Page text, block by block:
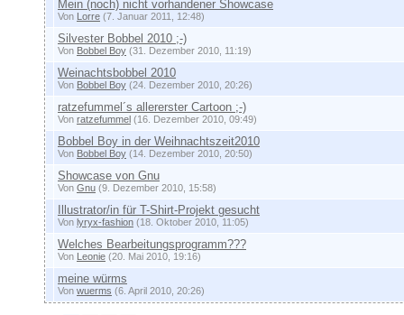
Mein (noch) nicht vorhandener Showcase
Von Lorre (7. Januar 2011, 12:48)
Silvester Bobbel 2010 ;-)
Von Bobbel Boy (31. Dezember 2010, 11:19)
Weinachtsbobbel 2010
Von Bobbel Boy (24. Dezember 2010, 20:26)
ratzefummel´s allererster Cartoon ;-)
Von ratzefummel (16. Dezember 2010, 09:49)
Bobbel Boy in der Weihnachtszeit2010
Von Bobbel Boy (14. Dezember 2010, 20:50)
Showcase von Gnu
Von Gnu (9. Dezember 2010, 15:58)
Illustrator/in für T-Shirt-Projekt gesucht
Von lyryx-fashion (18. Oktober 2010, 11:05)
Welches Bearbeitungsprogramm???
Von Leonie (20. Mai 2010, 19:16)
meine würms
Von wuerms (6. April 2010, 20:26)